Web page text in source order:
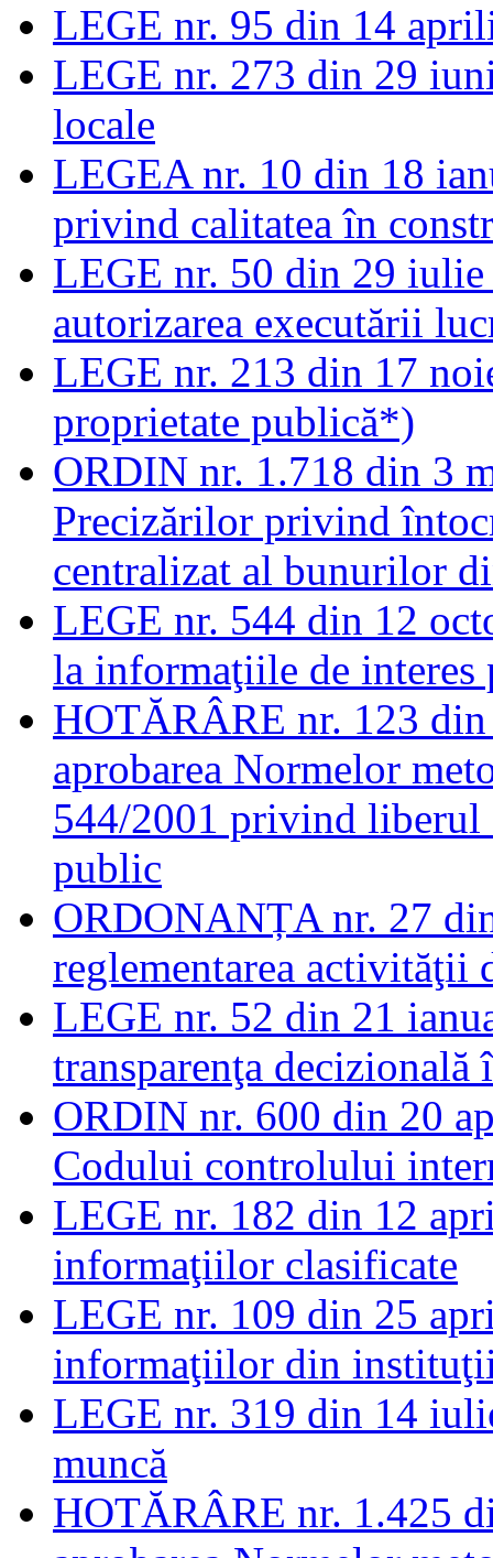
LEGE nr. 95 din 14
LEGE nr. 273 din 29
locale
LEGEA nr. 10 din 18
privind calitatea în
LEGE nr. 50 din 29
autorizarea executării
LEGE nr. 213 din 17
proprietate publică*)
ORDIN nr. 1.718 din 3
Precizărilor privind
centralizat al bunurilor
LEGE nr. 544 din 12
la informaţiile de interes
HOTĂRÂRE nr. 123
aprobarea Normelor
544/2001 privind liberul
public
ORDONANȚA nr. 27
reglementarea activităţii
LEGE nr. 52 din 21
transparenţa
ORDIN nr. 600 din 20
Codului controlului
LEGE nr. 182 din 12
informaţiilor clasificate
LEGE nr. 109 din 25
informaţiilor din
LEGE nr. 319 din 14
muncă
HOTĂRÂRE nr. 1.425